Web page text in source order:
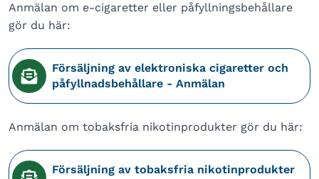
Anmälan om e-cigaretter eller påfyllningsbehållare
gör du här:
Försäljning av elektroniska cigaretter och
påfyllnadsbehållare - Anmälan
Anmälan om tobaksfria nikotinprodukter gör du här:
Försäljning av tobaksfria nikotinprodukter